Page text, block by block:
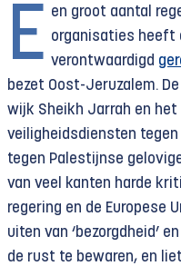
E en groot aantal
organisaties heeft
verontwaardigd
bezet Oost-Jeruzalem.
wijk Sheikh Jarrah en
veiligheidsdiensten
tegen Palestijnse
van veel kanten harde
regering en de Europese
uiten van ‘bezorgdheid’
de rust te bewaren, en